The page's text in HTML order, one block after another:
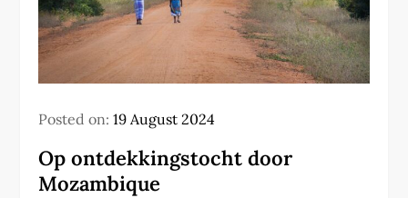
Posted on:19 August 2024
Op ontdekkingstocht door
Mozambique